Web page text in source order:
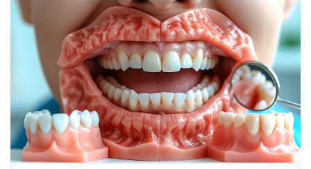
nejdéle.